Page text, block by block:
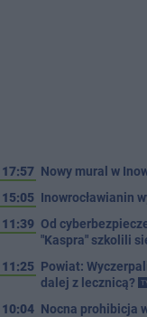
17:57 Nowy mural w
15:05 Inowrocławianin
11:39 Od
"Kaspra" szkolili
11:25 Powiat:
dalej z lecznicą?
10:04 Nocna prohibicja